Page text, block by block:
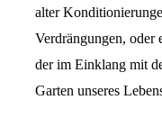
alter
Verdrängungen, oder
der im Einklang mit
Garten unseres